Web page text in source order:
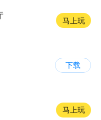
马上玩
下载
马上玩